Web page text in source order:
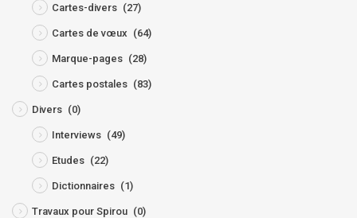
Cartes-divers (27)
Cartes de vœux (64)
Marque-pages (28)
Cartes postales (83)
Divers (0)
Interviews (49)
Etudes (22)
Dictionnaires (1)
Travaux pour Spirou (0)